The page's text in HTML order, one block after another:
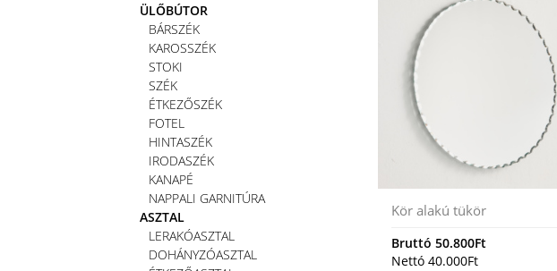
ÜLŐBÚTOR
BÁRSZÉK
KAROSSZÉK
STOKI
SZÉK
ÉTKEZŐSZÉK
FOTEL
HINTASZÉK
IRODASZÉK
KANAPÉ
NAPPALI GARNITÚRA
ASZTAL
LERAKÓASZTAL
DOHÁNYZÓASZTAL
Kör alakú tükör
Bruttó 50.800Ft
Nettó 40.000Ft